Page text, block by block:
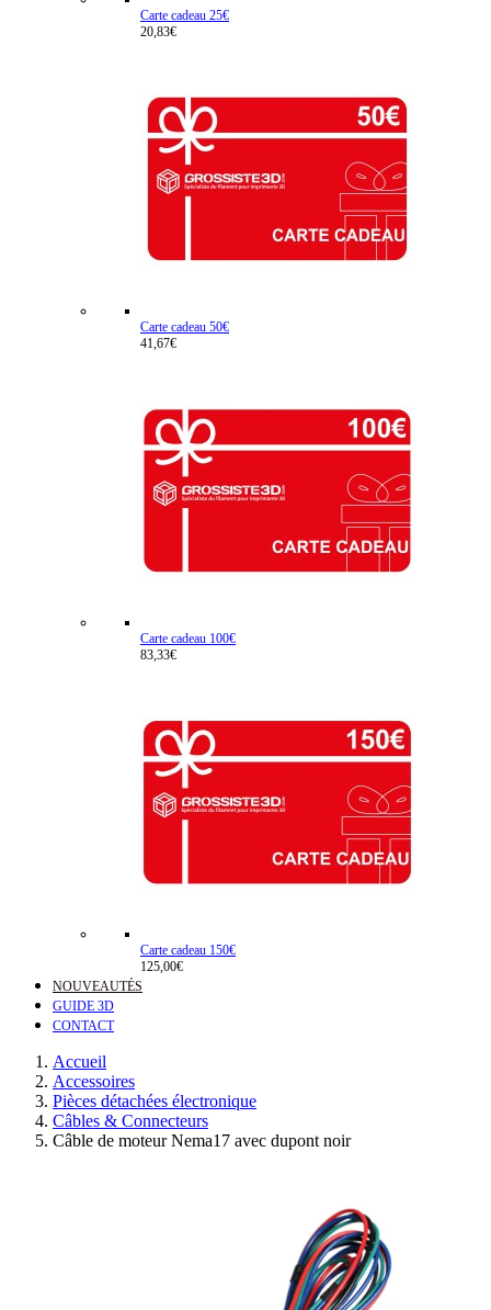
Carte cadeau 25€
20,83€
Carte cadeau 50€
41,67€
Carte cadeau 100€
83,33€
Carte cadeau 150€
125,00€
NOUVEAUTÉS
GUIDE 3D
CONTACT
Accueil
Accessoires
Pièces détachées électronique
Câbles & Connecteurs
Câble de moteur Nema17 avec dupont noir